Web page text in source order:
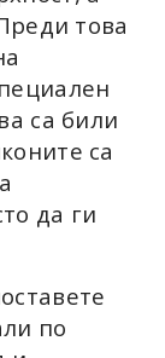
това
са били
са
да ги
по